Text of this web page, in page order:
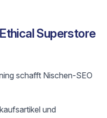
Superstore
schafft Nischen-SEO
und